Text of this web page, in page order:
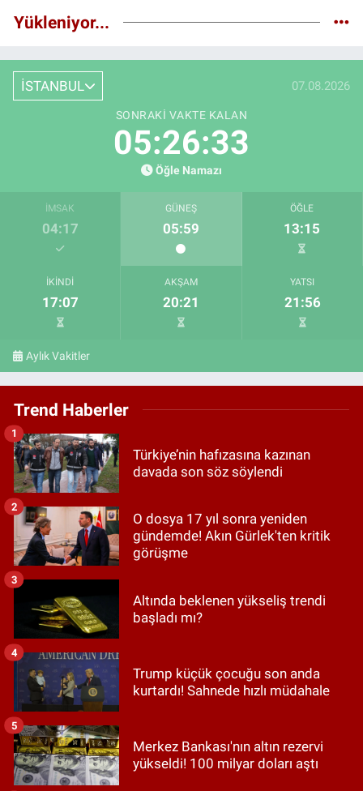
Yükleniyor...
İSTANBUL 07.08.2026
SONRAKI VAKTE KALAN
05:26:32
Öğle Namazı
İMSAK
04:17
GÜNEŞ
05:59
ÖĞLE
13:15
İKINDI
17:07
AKŞAM
20:21
YATSI
21:56
Aylık Vakitler
Trend Haberler
Türkiye’nin hafızasına kazınan
davada son söz söylendi
1
O dosya 17 yıl sonra yeniden
gündemde! Akın Gürlek'ten kritik
görüşme
2
Altında beklenen yükseliş trendi
başladı mı?
3
Trump küçük çocuğu son anda
kurtardı! Sahnede hızlı müdahale
4
Merkez Bankası'nın altın rezervi
yükseldi! 100 milyar doları aştı
5